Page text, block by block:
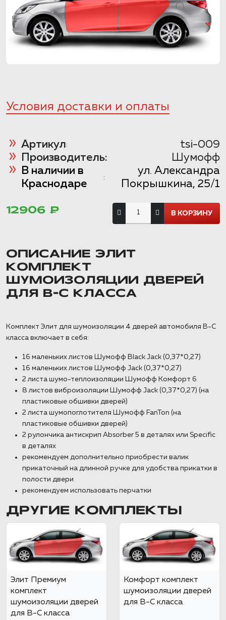
Условия доставки и оплаты
Артикул:
tsi-009
Производитель:
Шумофф
В наличии в
Краснодаре
:
ул. Александра
Покрышкина, 25/1
12906 ₽
ОПИСАНИЕ ЭЛИТ
КОМПЛЕКТ
ШУМОИЗОЛЯЦИИ ДВЕРЕЙ
ДЛЯ B-C КЛАССА
Комплект Элит для шумоизоляции 4 дверей автомобиля B-C
класса включает в себя:
16 маленьких листов Шумофф Black Jack (0,37*0,27)
16 маленьких листов Шумофф Jack (0,37*0,27)
2 листа шумо-теплоизоляции Шумофф Комфорт 6
8 листов виброизоляции Шумофф Jack (0,37*0,27) (на
пластиковые обшивки дверей)
2 листа шумопоглотителя Шумофф FanTon (на
пластиковые обшивки дверей)
2 рулончика антискрип Absorber 5 в деталях или Specific
в деталях
рекомендуем дополнительно приобрести валик
прикаточный на длинной ручке для удобства прикатки в
полости двери
рекомендуем использовать перчатки
ДРУГИЕ КОМПЛЕКТЫ
Элит Премиум
комплект
шумоизоляции дверей
для B-C класса
Комфорт комплект
шумоизоляции дверей
для B-C класса